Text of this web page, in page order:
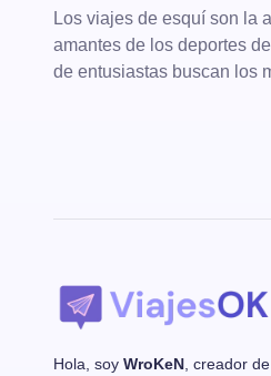
Los viajes de esquí son la
amantes de los deportes
de entusiastas buscan los
Hola, soy WroKeN , creador